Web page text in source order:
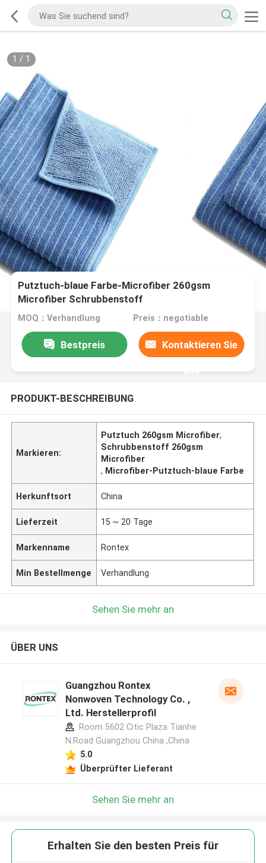
1 / 1
Putztuch-blaue Farbe-Microfiber 260gsm
Microfiber Schrubbenstoff
MOQ：Verhandlung Preis：negotiable
Bestpreis Kontaktieren Sie
uns
PRODUKT-BESCHREIBUNG
Markieren:
Putztuch 260gsm Microfiber,
Schrubbenstoff 260gsm
Microfiber
, Microfiber-Putztuch-blaue Farbe
Herkunftsort China
Lieferzeit 15 ~ 20 Tage
Markenname Rontex
Min Bestellmenge Verhandlung
Sehen Sie mehr an
ÜBER UNS
Guangzhou Rontex
Nonwoven Technology Co. ,
Ltd. Herstellerprofil
Room 5602 Citic Plaza Tianhe
N.Road Guangzhou China ,China
5.0
Überprüfter Lieferant
Sehen Sie mehr an
Erhalten Sie den besten Preis für